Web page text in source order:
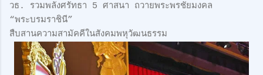
วธ. รวมพลังศรัทธา 5 ศาสนา ถวายพระพรชัยมงคล
“พระบรมราชินี”
สืบสานความสามัคคีในสังคมพหุวัฒนธรรม